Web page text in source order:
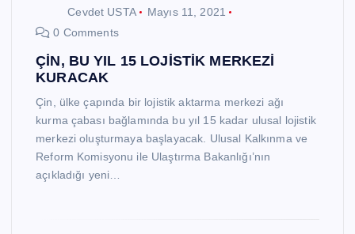
Cevdet USTA
Mayıs 11, 2021
0 Comments
ÇİN, BU YIL 15 LOJİSTİK MERKEZİ
KURACAK
Çin, ülke çapında bir lojistik aktarma merkezi ağı
kurma çabası bağlamında bu yıl 15 kadar ulusal lojistik
merkezi oluşturmaya başlayacak. Ulusal Kalkınma ve
Reform Komisyonu ile Ulaştırma Bakanlığı’nın
açıkladığı yeni…